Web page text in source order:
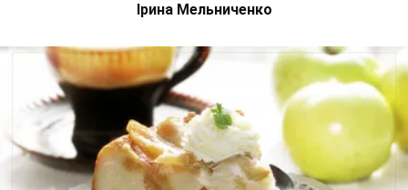
Ірина Мельниченко